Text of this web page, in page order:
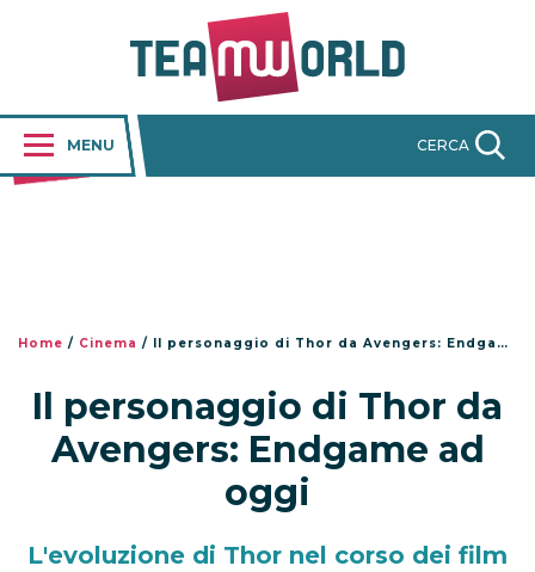
MENU CERCA
Home / Cinema / Il personaggio di Thor da Avengers: Endgame ad oggi
Il personaggio di Thor da
Avengers: Endgame ad
oggi
L'evoluzione di Thor nel corso dei film